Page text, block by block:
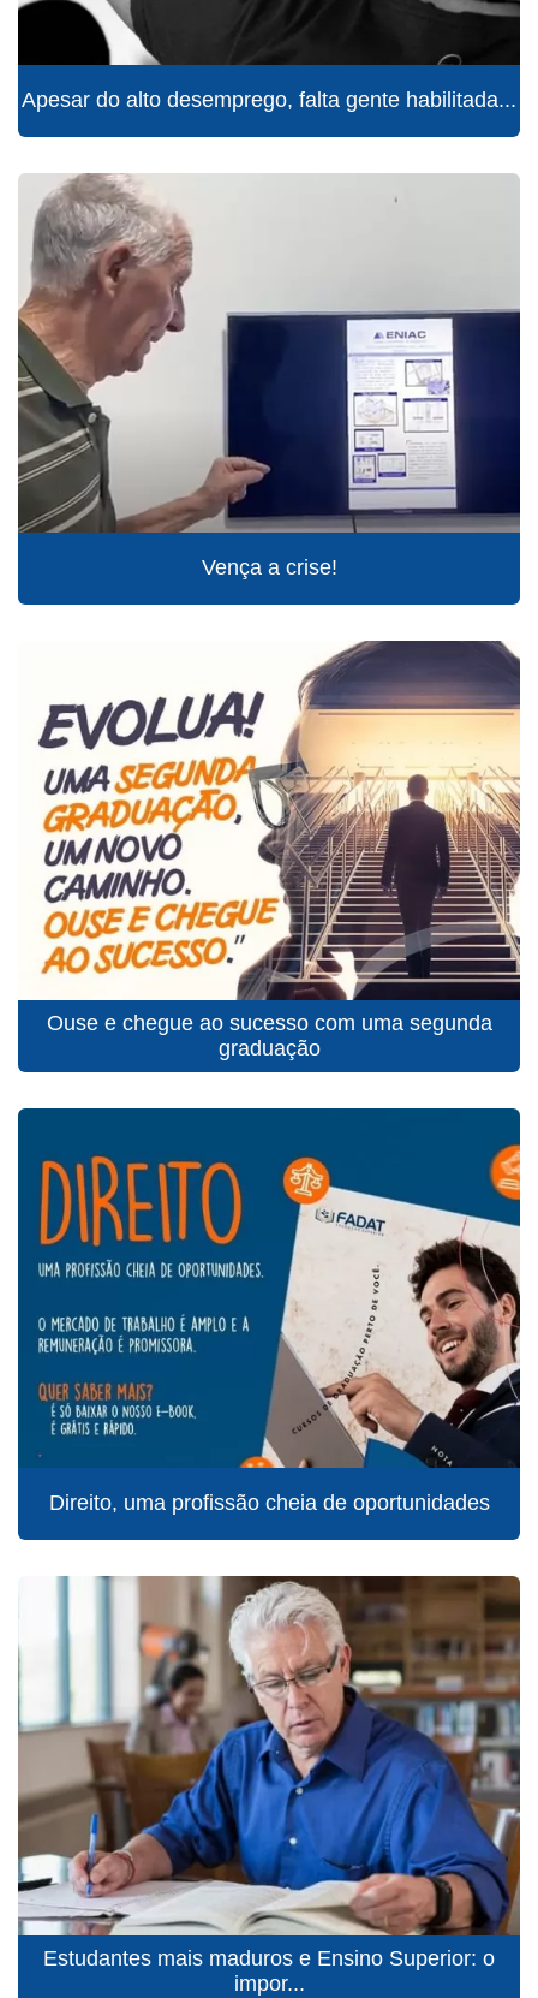
Apesar do alto desemprego, falta gente habilitada...
Vença a crise!
Ouse e chegue ao sucesso com uma segunda
graduação
Direito, uma profissão cheia de oportunidades
Estudantes mais maduros e Ensino Superior: o
impor...